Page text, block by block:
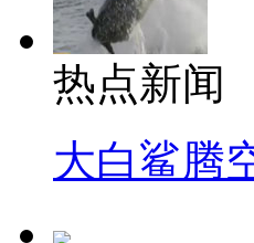
热点新闻
大白鲨腾